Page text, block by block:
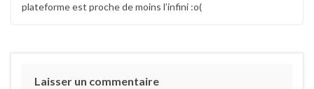
plateforme est proche de moins l’infini :o(
Laisser un commentaire